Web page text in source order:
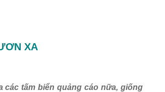
XA
tấm biển quảng cáo nữa, giống